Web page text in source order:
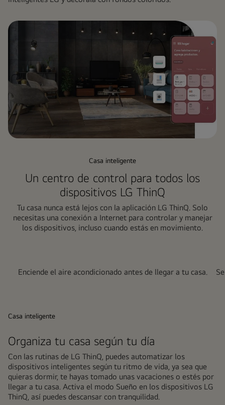
lavado
LG
WashTower™,
mirando
teléfono
Casa inteligente
Un centro de control para todos los
dispositivos LG ThinQ
Tu casa nunca está lejos con la aplicación LG ThinQ. Solo
necesitas una conexión a Internet para controlar y manejar
los dispositivos, incluso cuando estás en movimiento.
Enciende el aire acondicionado antes de llegar a tu casa.
Casa inteligente
Organiza tu casa según tu día
Con las rutinas de LG ThinQ, puedes automatizar los
dispositivos inteligentes según tu ritmo de vida, ya sea que
quieras dormir, te hayas tomado unas vacaciones o estés por
llegar a tu casa. Activa el modo Sueño en los dispositivos LG
ThinQ, así puedes descansar con tranquilidad.